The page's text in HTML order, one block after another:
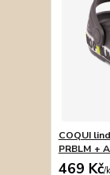
COQUI
PRBLM +
469 Kč/